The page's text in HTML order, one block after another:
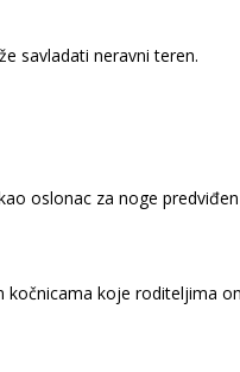
savladati neravni teren.
oslonac za noge
kočnicama koje roditeljima